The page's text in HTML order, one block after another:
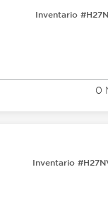
Inventario
0
Inventario